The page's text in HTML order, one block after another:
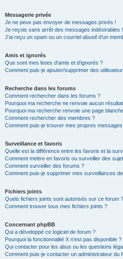
Messagerie privée
Je ne peux pas envoyer de messages privés !
Je reçois sans arrêt des messages indésirables !
J’ai reçu un spam ou un courriel abusif d’un
Amis et ignorés
Que sont mes listes d’amis et d’ignorés ?
Comment puis-je ajouter/supprimer des
Recherche dans les forums
Comment rechercher dans les forums ?
Pourquoi ma recherche ne renvoie aucun
Pourquoi ma recherche renvoie une page
Comment rechercher des membres ?
Comment puis-je trouver mes propres
Surveillance et favoris
Quelle est la différence entre les favoris et la
Comment mettre en favoris ou surveiller des
Comment surveiller des forums ?
Comment puis-je supprimer mes surveillances
Fichiers joints
Quels fichiers joints sont autorisés sur ce forum ?
Comment trouver tous mes fichiers joints ?
Concernant phpBB
Qui a développé ce logiciel de forum ?
Pourquoi la fonctionnalité X n’est pas disponible ?
Qui contacter pour les abus ou les questions
Comment puis-je contacter un administrateur du